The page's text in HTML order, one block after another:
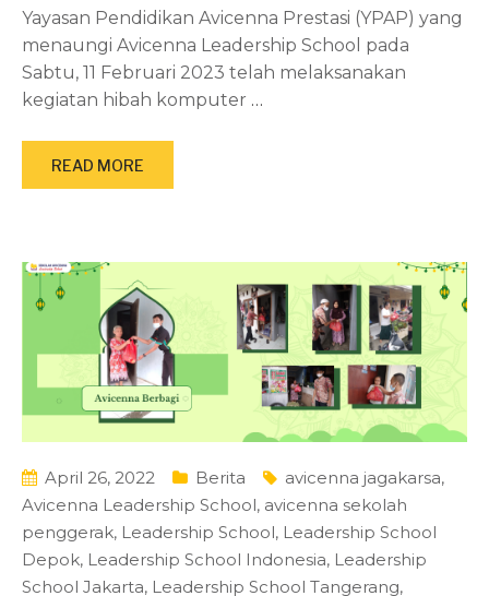
Yayasan Pendidikan Avicenna Prestasi (YPAP) yang
menaungi Avicenna Leadership School pada
Sabtu, 11 Februari 2023 telah melaksanakan
kegiatan hibah komputer …
READ MORE
April 26, 2022 Berita avicenna jagakarsa,
Avicenna Leadership School, avicenna sekolah
penggerak, Leadership School, Leadership School
Depok, Leadership School Indonesia, Leadership
School Jakarta, Leadership School Tangerang,